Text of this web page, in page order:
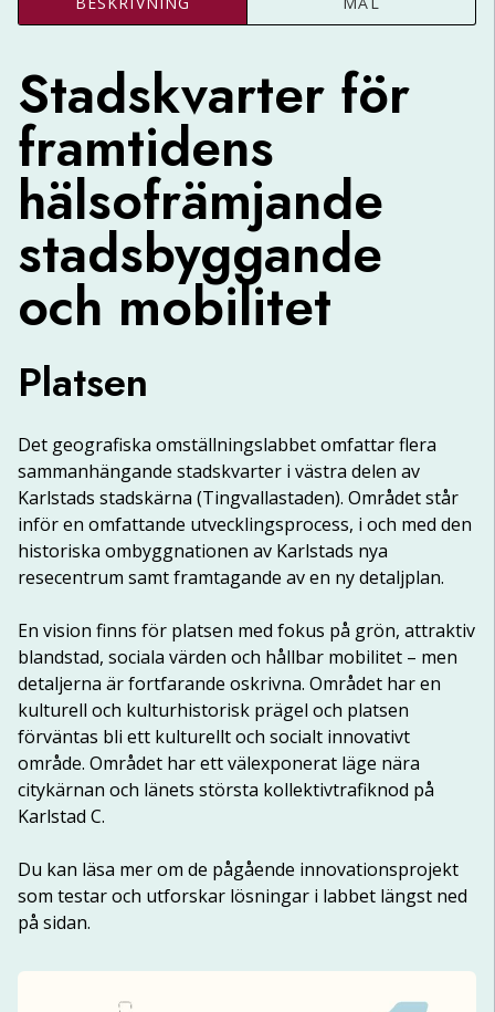
Stadskvarter för
framtidens
hälsofrämjande
stadsbyggande
och mobilitet
Platsen
Det geografiska omställningslabbet omfattar flera
sammanhängande stadskvarter i västra delen av
Karlstads stadskärna (Tingvallastaden). Området står
inför en omfattande utvecklingsprocess, i och med den
historiska ombyggnationen av Karlstads nya
resecentrum samt framtagande av en ny detaljplan.
En vision finns för platsen med fokus på grön, attraktiv
blandstad, sociala värden och hållbar mobilitet – men
detaljerna är fortfarande oskrivna. Området har en
kulturell och kulturhistorisk prägel och platsen
förväntas bli ett kulturellt och socialt innovativt
område. Området har ett välexponerat läge nära
citykärnan och länets största kollektivtrafiknod på
Karlstad C.
Du kan läsa mer om de pågående innovationsprojekt
som testar och utforskar lösningar i labbet längst ned
på sidan.